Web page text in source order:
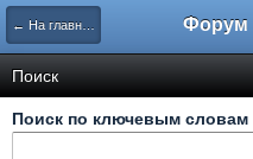
← На главную
Поиск
Поиск по ключевым словам